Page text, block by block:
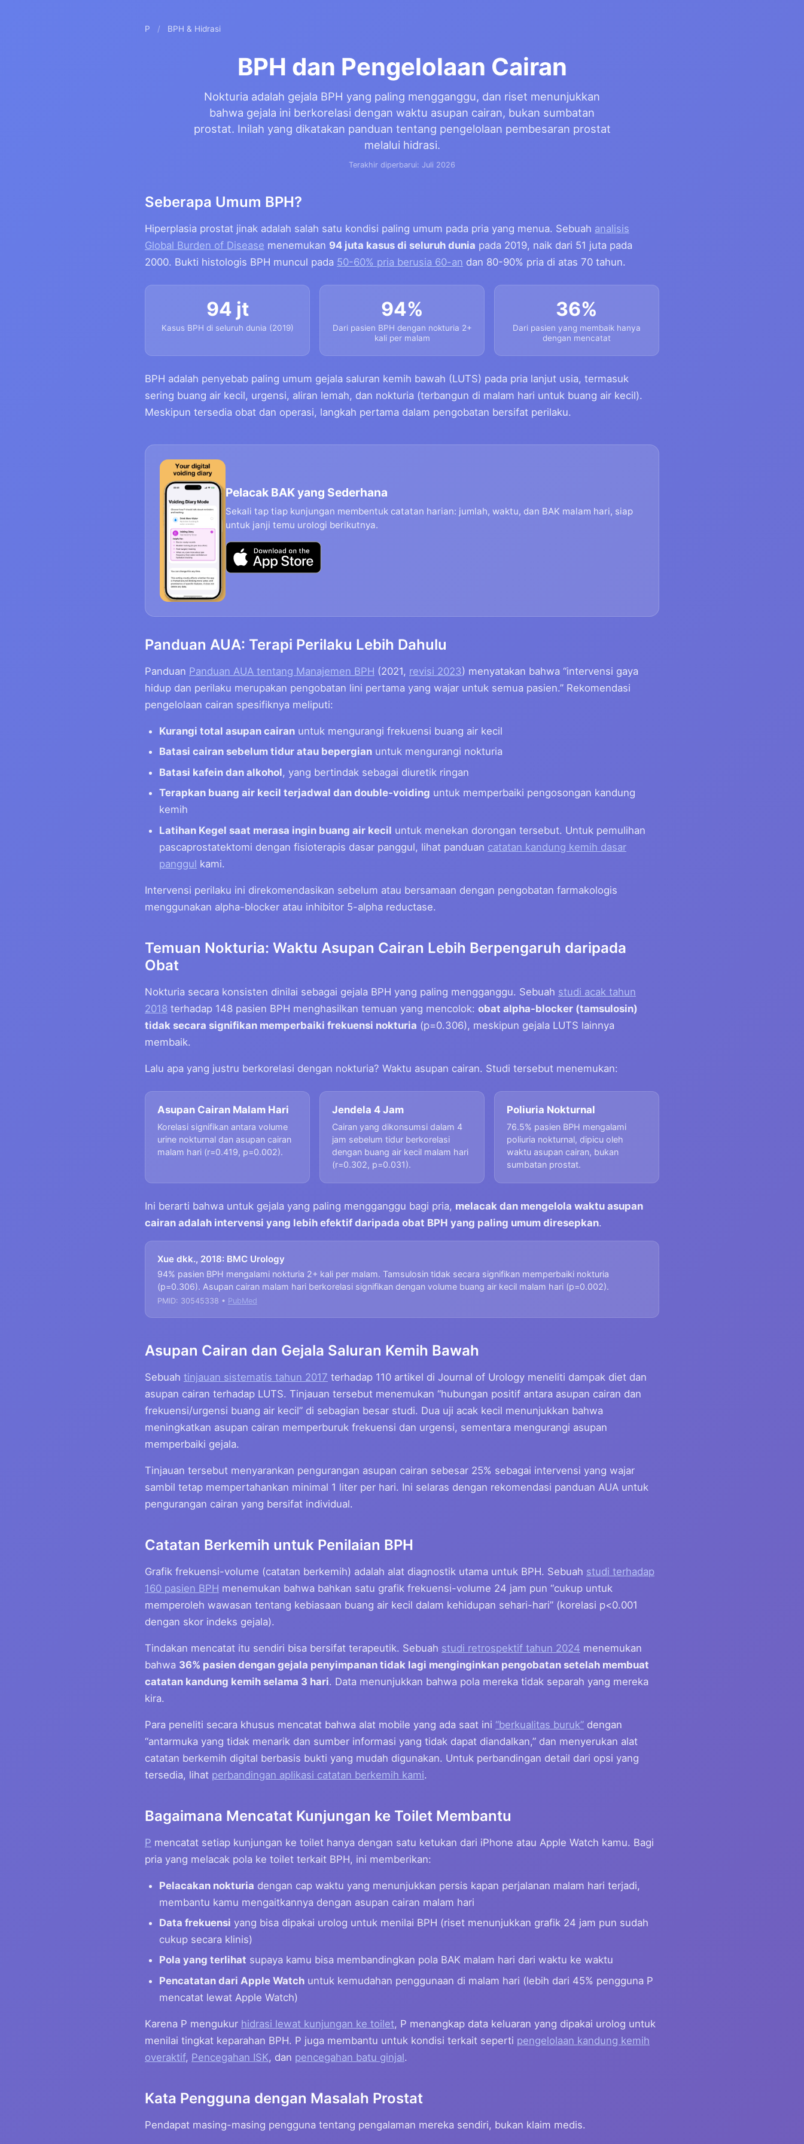
P / BPH & Hidrasi
BPH dan Pengelolaan Cairan
Nokturia adalah gejala BPH yang paling mengganggu, dan riset menunjukkan
bahwa gejala ini berkorelasi dengan waktu asupan cairan, bukan sumbatan
prostat. Inilah yang dikatakan panduan tentang pengelolaan pembesaran prostat
melalui hidrasi.
Terakhir diperbarui: Juli 2026
Seberapa Umum BPH?
Hiperplasia prostat jinak adalah salah satu kondisi paling umum pada pria yang menua. Sebuah analisis
Global Burden of Disease menemukan 94 juta kasus di seluruh dunia pada 2019, naik dari 51 juta pada
2000. Bukti histologis BPH muncul pada 50-60% pria berusia 60-an dan 80-90% pria di atas 70 tahun.
94 jt
Kasus BPH di seluruh dunia (2019)
94%
Dari pasien BPH dengan nokturia 2+
kali per malam
36%
Dari pasien yang membaik hanya
dengan mencatat
BPH adalah penyebab paling umum gejala saluran kemih bawah (LUTS) pada pria lanjut usia, termasuk
sering buang air kecil, urgensi, aliran lemah, dan nokturia (terbangun di malam hari untuk buang air kecil).
Meskipun tersedia obat dan operasi, langkah pertama dalam pengobatan bersifat perilaku.
Pelacak BAK yang Sederhana
Sekali tap tiap kunjungan membentuk catatan harian: jumlah, waktu, dan BAK malam hari, siap
untuk janji temu urologi berikutnya.
Panduan AUA: Terapi Perilaku Lebih Dahulu
Panduan Panduan AUA tentang Manajemen BPH (2021, revisi 2023) menyatakan bahwa “intervensi gaya
hidup dan perilaku merupakan pengobatan lini pertama yang wajar untuk semua pasien.” Rekomendasi
pengelolaan cairan spesifiknya meliputi:
Kurangi total asupan cairan untuk mengurangi frekuensi buang air kecil
Batasi cairan sebelum tidur atau bepergian untuk mengurangi nokturia
Batasi kafein dan alkohol, yang bertindak sebagai diuretik ringan
Terapkan buang air kecil terjadwal dan double-voiding untuk memperbaiki pengosongan kandung
kemih
Latihan Kegel saat merasa ingin buang air kecil untuk menekan dorongan tersebut. Untuk pemulihan
pascaprostatektomi dengan fisioterapis dasar panggul, lihat panduan catatan kandung kemih dasar
panggul kami.
Intervensi perilaku ini direkomendasikan sebelum atau bersamaan dengan pengobatan farmakologis
menggunakan alpha-blocker atau inhibitor 5-alpha reductase.
Temuan Nokturia: Waktu Asupan Cairan Lebih Berpengaruh daripada
Obat
Nokturia secara konsisten dinilai sebagai gejala BPH yang paling mengganggu. Sebuah studi acak tahun
2018 terhadap 148 pasien BPH menghasilkan temuan yang mencolok: obat alpha-blocker (tamsulosin)
tidak secara signifikan memperbaiki frekuensi nokturia (p=0.306), meskipun gejala LUTS lainnya
membaik.
Lalu apa yang justru berkorelasi dengan nokturia? Waktu asupan cairan. Studi tersebut menemukan:
Asupan Cairan Malam Hari
Korelasi signifikan antara volume
urine nokturnal dan asupan cairan
malam hari (r=0.419, p=0.002).
Jendela 4 Jam
Cairan yang dikonsumsi dalam 4
jam sebelum tidur berkorelasi
dengan buang air kecil malam hari
(r=0.302, p=0.031).
Poliuria Nokturnal
76.5% pasien BPH mengalami
poliuria nokturnal, dipicu oleh
waktu asupan cairan, bukan
sumbatan prostat.
Ini berarti bahwa untuk gejala yang paling mengganggu bagi pria, melacak dan mengelola waktu asupan
cairan adalah intervensi yang lebih efektif daripada obat BPH yang paling umum diresepkan.
Xue dkk., 2018: BMC Urology
94% pasien BPH mengalami nokturia 2+ kali per malam. Tamsulosin tidak secara signifikan memperbaiki nokturia
(p=0.306). Asupan cairan malam hari berkorelasi signifikan dengan volume buang air kecil malam hari (p=0.002).
PMID: 30545338 • PubMed
Asupan Cairan dan Gejala Saluran Kemih Bawah
Sebuah tinjauan sistematis tahun 2017 terhadap 110 artikel di Journal of Urology meneliti dampak diet dan
asupan cairan terhadap LUTS. Tinjauan tersebut menemukan “hubungan positif antara asupan cairan dan
frekuensi/urgensi buang air kecil” di sebagian besar studi. Dua uji acak kecil menunjukkan bahwa
meningkatkan asupan cairan memperburuk frekuensi dan urgensi, sementara mengurangi asupan
memperbaiki gejala.
Tinjauan tersebut menyarankan pengurangan asupan cairan sebesar 25% sebagai intervensi yang wajar
sambil tetap mempertahankan minimal 1 liter per hari. Ini selaras dengan rekomendasi panduan AUA untuk
pengurangan cairan yang bersifat individual.
Catatan Berkemih untuk Penilaian BPH
Grafik frekuensi-volume (catatan berkemih) adalah alat diagnostik utama untuk BPH. Sebuah studi terhadap
160 pasien BPH menemukan bahwa bahkan satu grafik frekuensi-volume 24 jam pun “cukup untuk
memperoleh wawasan tentang kebiasaan buang air kecil dalam kehidupan sehari-hari” (korelasi p<0.001
dengan skor indeks gejala).
Tindakan mencatat itu sendiri bisa bersifat terapeutik. Sebuah studi retrospektif tahun 2024 menemukan
bahwa 36% pasien dengan gejala penyimpanan tidak lagi menginginkan pengobatan setelah membuat
catatan kandung kemih selama 3 hari. Data menunjukkan bahwa pola mereka tidak separah yang mereka
kira.
Para peneliti secara khusus mencatat bahwa alat mobile yang ada saat ini “berkualitas buruk” dengan
“antarmuka yang tidak menarik dan sumber informasi yang tidak dapat diandalkan,” dan menyerukan alat
catatan berkemih digital berbasis bukti yang mudah digunakan. Untuk perbandingan detail dari opsi yang
tersedia, lihat perbandingan aplikasi catatan berkemih kami.
Bagaimana Mencatat Kunjungan ke Toilet Membantu
P mencatat setiap kunjungan ke toilet hanya dengan satu ketukan dari iPhone atau Apple Watch kamu. Bagi
pria yang melacak pola ke toilet terkait BPH, ini memberikan:
Pelacakan nokturia dengan cap waktu yang menunjukkan persis kapan perjalanan malam hari terjadi,
membantu kamu mengaitkannya dengan asupan cairan malam hari
Data frekuensi yang bisa dipakai urolog untuk menilai BPH (riset menunjukkan grafik 24 jam pun sudah
cukup secara klinis)
Pola yang terlihat supaya kamu bisa membandingkan pola BAK malam hari dari waktu ke waktu
Pencatatan dari Apple Watch untuk kemudahan penggunaan di malam hari (lebih dari 45% pengguna P
mencatat lewat Apple Watch)
Karena P mengukur hidrasi lewat kunjungan ke toilet, P menangkap data keluaran yang dipakai urolog untuk
menilai tingkat keparahan BPH. P juga membantu untuk kondisi terkait seperti pengelolaan kandung kemih
overaktif, Pencegahan ISK, dan pencegahan batu ginjal.
Kata Pengguna dengan Masalah Prostat
Pendapat masing-masing pengguna tentang pengalaman mereka sendiri, bukan klaim medis.